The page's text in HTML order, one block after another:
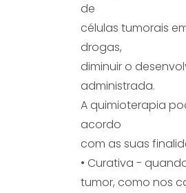
de
células tumorais
drogas,
diminuir o
administrada.
A quimioterapia
acordo
com as suas
• Curativa -
tumor, como nos